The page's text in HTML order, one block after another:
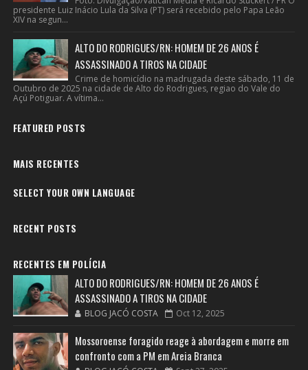
presidente Luiz Inácio Lula da Silva (PT) será recebido pelo Papa Leão
XIV na segun...
ALTO DO RODRIGUES/RN: HOMEM DE 26 ANOS É
ASSASSINADO A TIROS NA CIDADE
Crime de homicídio na madrugada deste sábado, 11 de
Outubro de 2025 na cidade de Alto do Rodrigues, regiao do Vale do
Açú Potiguar. A vítima...
FEATURED POSTS
MAIS RECENTES
SELECT YOUR OWN LANGUAGE
RECENT POSTS
RECENTES EM POLÍCIA
ALTO DO RODRIGUES/RN: HOMEM DE 26 ANOS É
ASSASSINADO A TIROS NA CIDADE
BLOG JACÓ COSTA Oct 12, 2025
Mossoroense foragido reage à abordagem e morre em
confronto com a PM em Areia Branca